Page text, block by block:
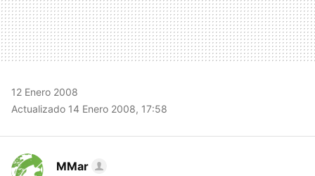
12 Enero 2008
Actualizado 14 Enero 2008, 17:58
MMar